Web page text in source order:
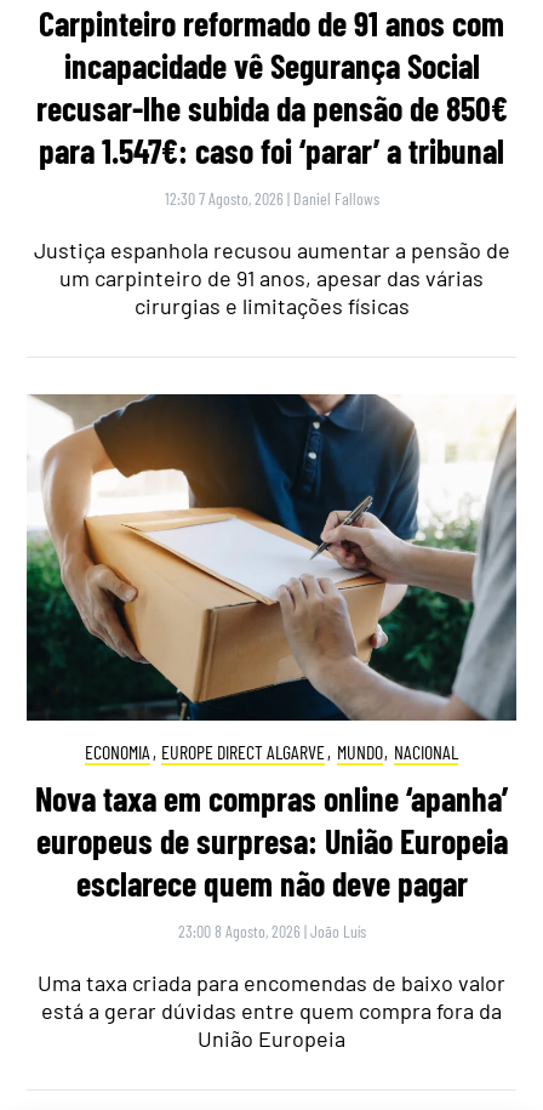
Carpinteiro reformado de 91 anos com
incapacidade vê Segurança Social
recusar-lhe subida da pensão de 850€
para 1.547€: caso foi ‘parar’ a tribunal
12:30 7 Agosto, 2026 | Daniel Fallows
Justiça espanhola recusou aumentar a pensão de
um carpinteiro de 91 anos, apesar das várias
cirurgias e limitações físicas
ECONOMIA , EUROPE DIRECT ALGARVE, MUNDO, NACIONAL
Nova taxa em compras online ‘apanha’
europeus de surpresa: União Europeia
esclarece quem não deve pagar
23:00 8 Agosto, 2026 |João Luís
Uma taxa criada para encomendas de baixo valor
está a gerar dúvidas entre quem compra fora da
União Europeia